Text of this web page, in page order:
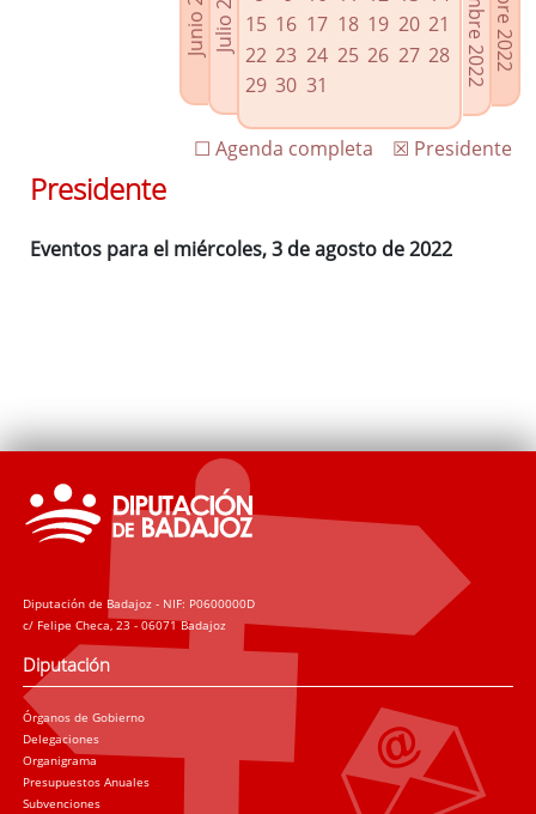
Agenda de Presidencia
Plenos provinciales y Juntas de gobierno
Oficina de Proyectos Europeos
15 16 17 18 19 20 21
22 23 24 25 26 27 28
29 30 31
☒ Presidente
☐ Agenda completa
Presidente
Eventos para el miércoles, 3 de agosto de 2022
Diputación de Badajoz - NIF: P0600000D
c/ Felipe Checa, 23 - 06071 Badajoz
Diputación
Órganos de Gobierno
Delegaciones
Organigrama
Presupuestos Anuales
Subvenciones